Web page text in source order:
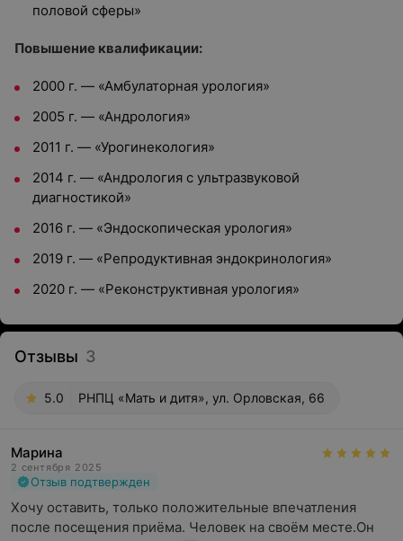
половой сферы»
Повышение квалификации:
2000 г. — «Амбулаторная урология»
2005 г. — «Андрология»
2011 г. — «Урогинекология»
2014 г. — «Андрология с ультразвуковой
диагностикой»
2016 г. — «Эндоскопическая урология»
2019 г. — «Репродуктивная эндокринология»
2020 г. — «Реконструктивная урология»
Отзывы 3
5.0 РНПЦ «Мать и дитя», ул. Орловская, 66
Марина
2 сентября 2025
Отзыв подтвержден
Хочу оставить, только положительные впечатления
после посещения приёма. Человек на своём месте.Он